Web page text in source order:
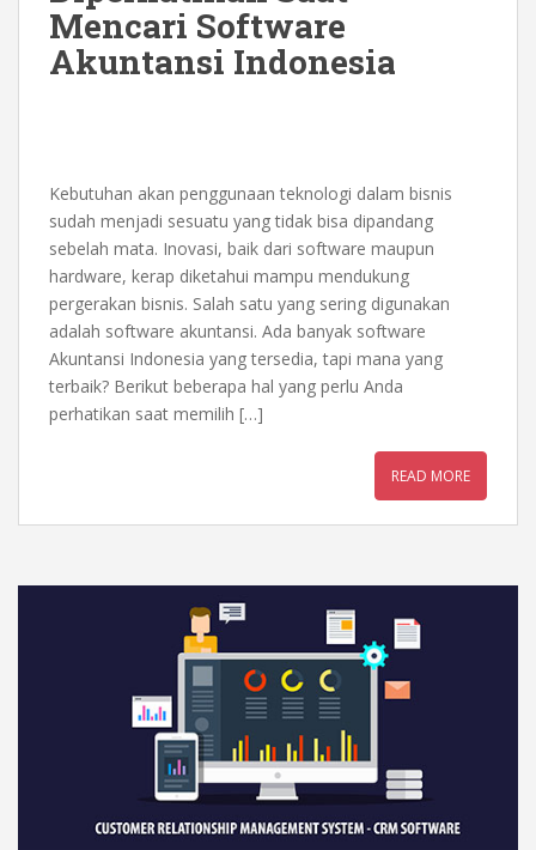
Mencari Software
Akuntansi Indonesia
Kebutuhan akan penggunaan teknologi dalam bisnis
sudah menjadi sesuatu yang tidak bisa dipandang
sebelah mata. Inovasi, baik dari software maupun
hardware, kerap diketahui mampu mendukung
pergerakan bisnis. Salah satu yang sering digunakan
adalah software akuntansi. Ada banyak software
Akuntansi Indonesia yang tersedia, tapi mana yang
terbaik? Berikut beberapa hal yang perlu Anda
perhatikan saat memilih […]
READ MORE